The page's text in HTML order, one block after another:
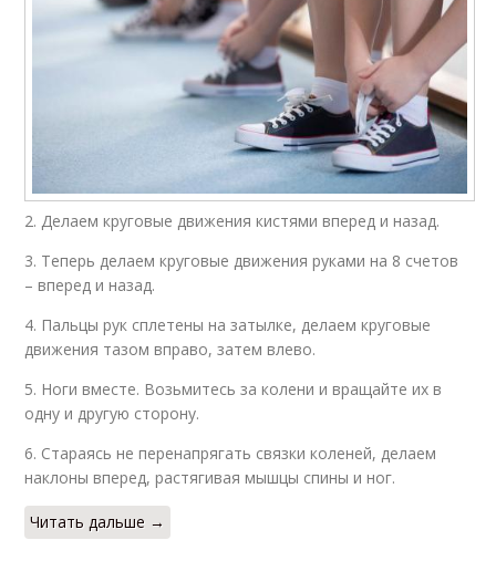
2. Делаем круговые движения кистями вперед и назад.
3. Теперь делаем круговые движения руками на 8 счетов
– вперед и назад.
4. Пальцы рук сплетены на затылке, делаем круговые
движения тазом вправо, затем влево.
5. Ноги вместе. Возьмитесь за колени и вращайте их в
одну и другую сторону.
6. Стараясь не перенапрягать связки коленей, делаем
наклоны вперед, растягивая мышцы спины и ног.
Читать дальше →